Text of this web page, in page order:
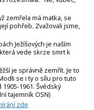
zemřela má matka, se
pohřeb. Zvažovali jsme,
Ježíšových je naším
vede skrze smrt k
je správně zemřít. Je to
se i ty o sílu pro tuto
1961. Švédský
tajemník OSN)
zde